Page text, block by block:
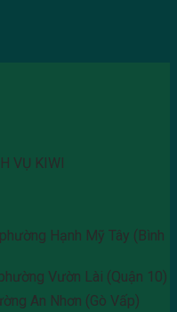
VỤ KIWI
Hạnh Mỹ Tây (Bình
Vườn Lài (Quận 10)
An Nhơn (Gò Vấp)